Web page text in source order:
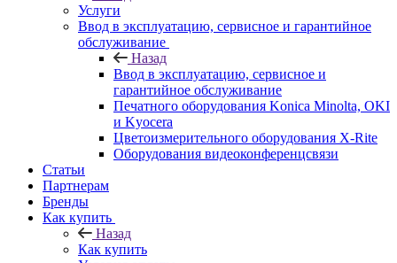
Услуги
Ввод в эксплуатацию, сервисное и гарантийное
обслуживание
Назад
Ввод в эксплуатацию, сервисное и
гарантийное обслуживание
Печатного оборудования Konica Minolta, OKI
и Kyocera
Цветоизмерительного оборудования X-Rite
Оборудования видеоконференцсвязи
Статьи
Партнерам
Бренды
Как купить
Назад
Как купить